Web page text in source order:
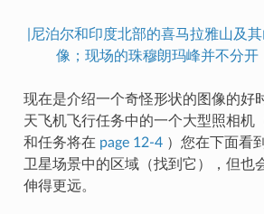
|尼泊尔和印度北部的喜马拉雅山及
像；现场的珠穆朗玛峰并不分开
现在是介绍一个奇怪形状的图像的好
天飞机飞行任务中的一个大型照相机
和任务将在 page 12-4）您在下面看
卫星场景中的区域（找到它），但也
伸得更远。